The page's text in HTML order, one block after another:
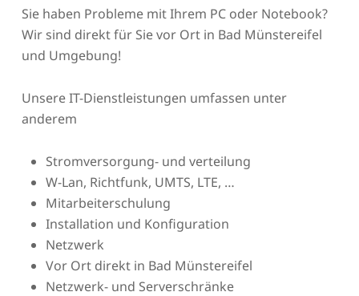
Sie haben Probleme mit Ihrem PC oder Notebook?
Wir sind direkt für Sie vor Ort in Bad Münstereifel
und Umgebung!
Unsere IT-Dienstleistungen umfassen unter
anderem
Stromversorgung- und verteilung
W-Lan, Richtfunk, UMTS, LTE, …
Mitarbeiterschulung
Installation und Konfiguration
Netzwerk
Vor Ort direkt in Bad Münstereifel
Netzwerk- und Serverschränke